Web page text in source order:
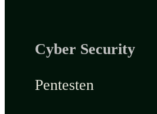
Cyber Security
Pentesten